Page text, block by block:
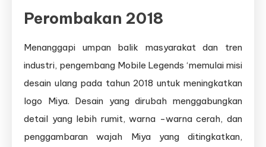
Perombakan 2018
Menanggapi umpan balik masyarakat dan tren
industri, pengembang Mobile Legends ‘memulai misi
desain ulang pada tahun 2018 untuk meningkatkan
logo Miya. Desain yang dirubah menggabungkan
detail yang lebih rumit, warna -warna cerah, dan
penggambaran wajah Miya yang ditingkatkan,